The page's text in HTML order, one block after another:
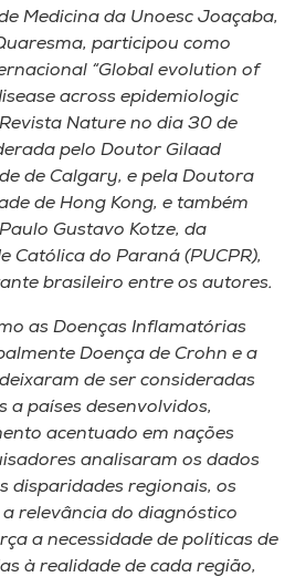
Medicina da Unoesc Joaçaba,
participou como
“Global evolution of
across epidemiologic
Nature no dia 30 de
pelo Doutor Gilaad
de Calgary, e pela Doutora
de Hong Kong, e também
Gustavo Kotze, da
Católica do Paraná (PUCPR),
brasileiro entre os autores.
as Doenças Inflamatórias
Doença de Crohn e a
de ser consideradas
a países desenvolvidos,
acentuado em nações
analisaram os dados
disparidades regionais, os
relevância do diagnóstico
a necessidade de políticas de
à realidade de cada região,